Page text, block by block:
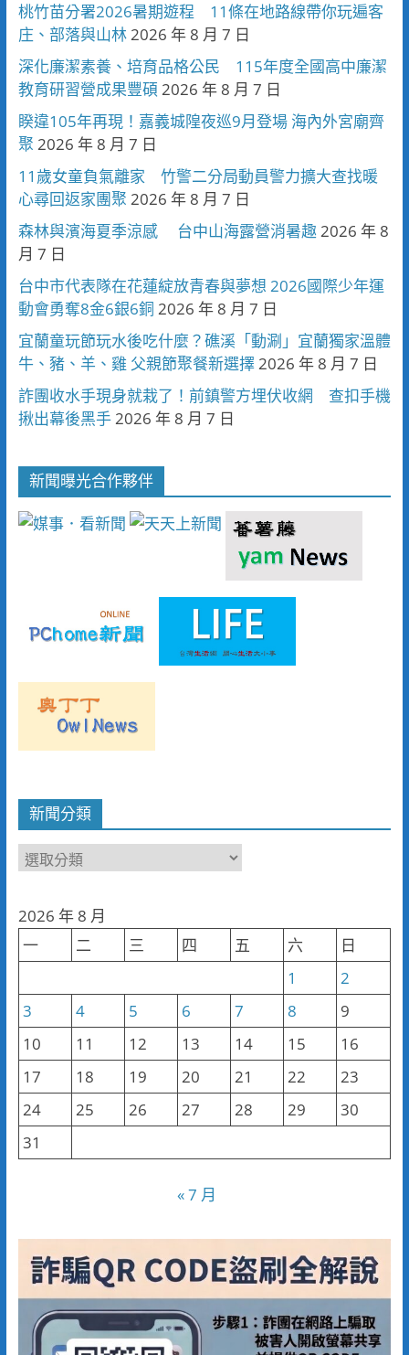
桃竹苗分署2026暑期遊程 11條在地路線帶你玩遍客
庄、部落與山林2026 年 8 月 7 日
深化廉潔素養、培育品格公民 115年度全國高中廉潔
教育研習營成果豐碩 2026 年 8 月 7 日
睽違105年再現！嘉義城隍夜巡9月登場 海內外宮廟齊
聚 2026 年 8 月 7 日
11歲女童負氣離家 竹警二分局動員警力擴大查找暖
心尋回返家團聚 2026 年 8 月 7 日
森林與濱海夏季涼感 台中山海露營消暑趣2026 年 8
月 7 日
台中市代表隊在花蓮綻放青春與夢想 2026國際少年運
動會勇奪8金6銀6銅 2026 年 8 月 7 日
宜蘭童玩節玩水後吃什麼？礁溪「動涮」宜蘭獨家溫體
牛、豬、羊、雞 父親節聚餐新選擇2026 年 8 月 7 日
詐團收水手現身就栽了！前鎮警方埋伏收網 查扣手機
揪出幕後黑手2026 年 8 月 7 日
新聞曝光合作夥伴
新聞分類
新
類
2026 年 8 月
一
二 三 四 五 六
日
1
2
3
4 5 6 7 8
9
10
11 12 13 14 15
16
17
18 19 20 21 22
23
24
25 26 27 28 29
30
31
« 7 月